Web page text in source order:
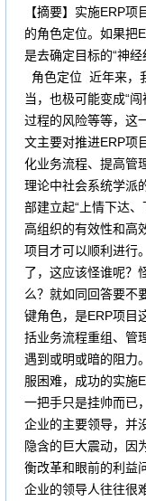
【摘要】实施ERP
的角色定位。如果把
是去确定目标的“神
角色定位 近年来，
当，也极可能变成“
过程的风险等等，这
文主要对推进ERP项
化业务流程、提高管
理论中社会系统学派
部建立起“上情下达
高组织的有效性和高
项目才可以顺利进行
了，这应该怪谁呢？
么？就如同回答要不
键角色，是ERP项目
括业务流程重组、管
遇到或明或暗的阻力
服困难，成功的实施
一把手只是挂帅而已
企业的主要领导，并
隐含的巨大震动，因
衡改革和眼前的利益
企业的领导人往往很